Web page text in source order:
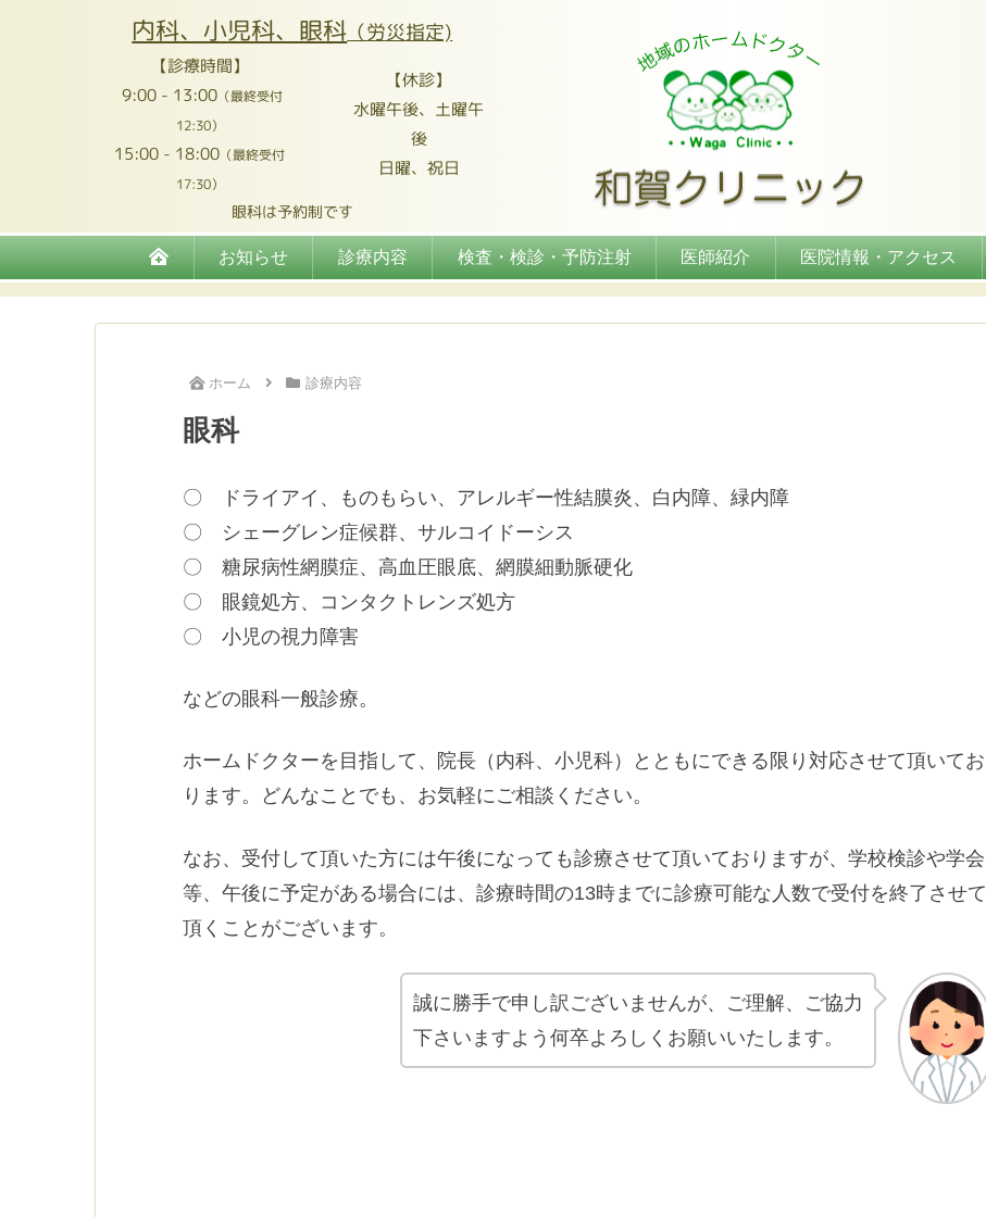
内科、小児科、眼科 （労災指定)
【診療時間】
9:00 - 13:00（最終受付
12:30）
15:00 - 18:00 （最終受付
17:30）
【休診】
水曜午後、土曜午
後
日曜、祝日
眼科は予約制です
お知らせ 診療内容 検査・検診・予防注射 医師紹介 医院情報・アクセス
ホーム 診療内容
眼科
〇 ドライアイ、ものもらい、アレルギー性結膜炎、白内障、緑内障
〇 シェーグレン症候群、サルコイドーシス
〇 糖尿病性網膜症、高血圧眼底、網膜細動脈硬化
〇 眼鏡処方、コンタクトレンズ処方
〇 小児の視力障害
などの眼科一般診療。
ホームドクターを目指して、院長（内科、小児科）とともにできる限り対応させて頂いてお
ります。どんなことでも、お気軽にご相談ください。
なお、受付して頂いた方には午後になっても診療させて頂いておりますが、学校検診や学会
等、午後に予定がある場合には、診療時間の13時までに診療可能な人数で受付を終了させて
頂くことがございます。
誠に勝手で申し訳ございませんが、ご理解、ご協力
下さいますよう何卒よろしくお願いいたします。